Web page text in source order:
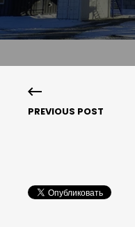
PREVIOUS POST